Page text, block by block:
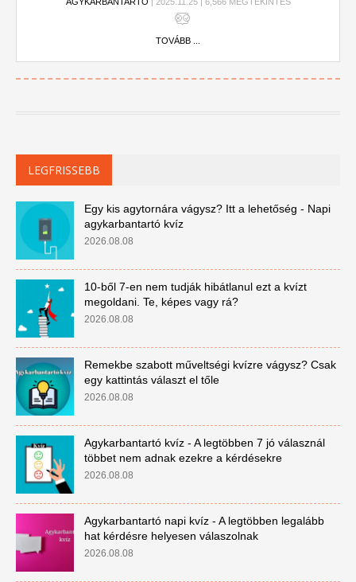
TOVÁBB ...
LEGFRISSEBB
Egy kis agytornára vágysz? Itt a lehetőség - Napi
agykarbantartó kvíz
2026.08.08
10-ből 7-en nem tudják hibátlanul ezt a kvízt
megoldani. Te, képes vagy rá?
2026.08.08
Remekbe szabott műveltségi kvízre vágysz? Csak
egy kattintás választ el tőle
2026.08.08
Agykarbantartó kvíz - A legtöbben 7 jó válasznál
többet nem adnak ezekre a kérdésekre
2026.08.08
Agykarbantartó napi kvíz - A legtöbben legalább
hat kérdésre helyesen válaszolnak
2026.08.08